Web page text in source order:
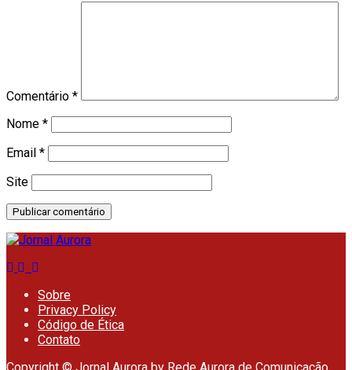
Comentário *
Nome *
Email *
Site
Sobre
Privacy Policy
Código de Ética
Contato